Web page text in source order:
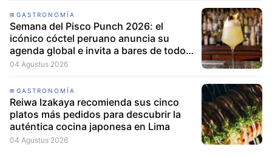
GASTRONOMÍA
Semana del Pisco Punch 2026: el
icónico cóctel peruano anuncia su
agenda global e invita a bares de todo
el mundo a participar
04 Agustus 2026
GASTRONOMÍA
Reiwa Izakaya recomienda sus cinco
platos más pedidos para descubrir la
auténtica cocina japonesa en Lima
04 Agustus 2026